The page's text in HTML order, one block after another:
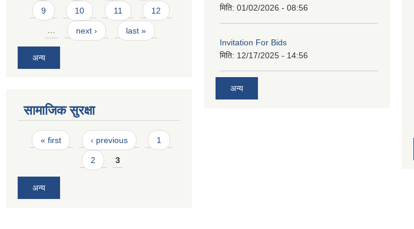
9 10 11 12
… next › last »
अन्य
सामाजिक सुरक्षा
Pages
« first ‹ previous 1
2 3
अन्य
मिति: 01/02/2026 - 08:56
Invitation For Bids
मिति: 12/17/2025 - 14:56
अन्य